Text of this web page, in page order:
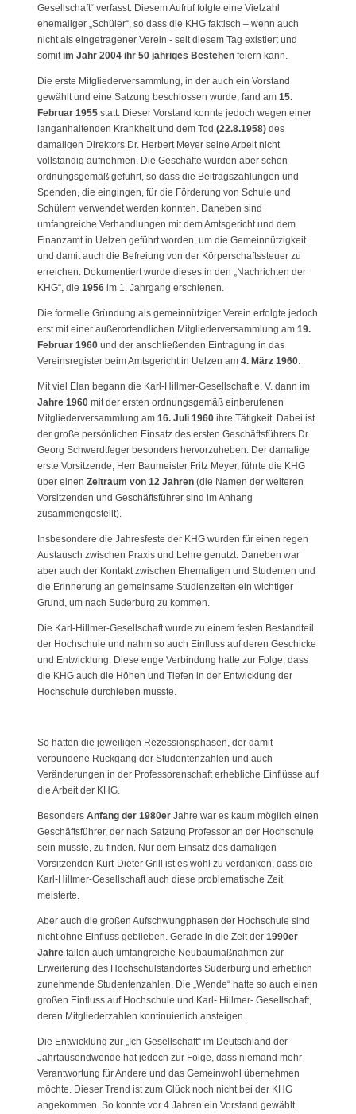
Gesellschaft“ verfasst. Diesem Aufruf folgte eine Vielzahl
ehemaliger „Schüler“, so dass die KHG faktisch – wenn auch
nicht als eingetragener Verein - seit diesem Tag existiert und
somitim Jahr 2004 ihr 50 jähriges Bestehenfeiern kann.
Die erste Mitgliederversammlung, in der auch ein Vorstand
gewählt und eine Satzung beschlossen wurde, fand am 15.
Februar 1955statt. Dieser Vorstand konnte jedoch wegen einer
langanhaltenden Krankheit und dem Tod (22.8.1958)des
damaligen Direktors Dr. Herbert Meyer seine Arbeit nicht
vollständig aufnehmen. Die Geschäfte wurden aber schon
ordnungsgemäß geführt, so dass die Beitragszahlungen und
Spenden, die eingingen, für die Förderung von Schule und
Schülern verwendet werden konnten. Daneben sind
umfangreiche Verhandlungen mit dem Amtsgericht und dem
Finanzamt in Uelzen geführt worden, um die Gemeinnützigkeit
und damit auch die Befreiung von der Körperschaftssteuer zu
erreichen. Dokumentiert wurde dieses in den „Nachrichten der
KHG“, die 1956im 1. Jahrgang erschienen.
Die formelle Gründung als gemeinnütziger Verein erfolgte jedoch
erst mit einer außerortendlichen Mitgliederversammlung am 19.
Februar 1960und der anschließenden Eintragung in das
Vereinsregister beim Amtsgericht in Uelzen am 4. März 1960.
Mit viel Elan begann die Karl-Hillmer-Gesellschaft e. V. dann im
Jahre 1960mit der ersten ordnungsgemäß einberufenen
Mitgliederversammlung am 16. Juli 1960ihre Tätigkeit. Dabei ist
der große persönlichen Einsatz des ersten Geschäftsführers Dr.
Georg Schwerdtfeger besonders hervorzuheben. Der damalige
erste Vorsitzende, Herr Baumeister Fritz Meyer, führte die KHG
über einen Zeitraum von 12 Jahren(die Namen der weiteren
Vorsitzenden und Geschäftsführer sind im Anhang
zusammengestellt).
Insbesondere die Jahresfeste der KHG wurden für einen regen
Austausch zwischen Praxis und Lehre genutzt. Daneben war
aber auch der Kontakt zwischen Ehemaligen und Studenten und
die Erinnerung an gemeinsame Studienzeiten ein wichtiger
Grund, um nach Suderburg zu kommen.
Die Karl-Hillmer-Gesellschaft wurde zu einem festen Bestandteil
der Hochschule und nahm so auch Einfluss auf deren Geschicke
und Entwicklung. Diese enge Verbindung hatte zur Folge, dass
die KHG auch die Höhen und Tiefen in der Entwicklung der
Hochschule durchleben musste.
So hatten die jeweiligen Rezessionsphasen, der damit
verbundene Rückgang der Studentenzahlen und auch
Veränderungen in der Professorenschaft erhebliche Einflüsse auf
die Arbeit der KHG.
Besonders Anfang der 1980erJahre war es kaum möglich einen
Geschäftsführer, der nach Satzung Professor an der Hochschule
sein musste, zu finden. Nur dem Einsatz des damaligen
Vorsitzenden Kurt-Dieter Grill ist es wohl zu verdanken, dass die
Karl-Hillmer-Gesellschaft auch diese problematische Zeit
meisterte.
Aber auch die großen Aufschwungphasen der Hochschule sind
nicht ohne Einfluss geblieben. Gerade in die Zeit der 1990er
Jahrefallen auch umfangreiche Neubaumaßnahmen zur
Erweiterung des Hochschulstandortes Suderburg und erheblich
zunehmende Studentenzahlen. Die „Wende“ hatte so auch einen
großen Einfluss auf Hochschule und Karl- Hillmer- Gesellschaft,
deren Mitgliederzahlen kontinuierlich ansteigen.
Die Entwicklung zur „Ich-Gesellschaft“ im Deutschland der
Jahrtausendwende hat jedoch zur Folge, dass niemand mehr
Verantwortung für Andere und das Gemeinwohl übernehmen
möchte. Dieser Trend ist zum Glück noch nicht bei der KHG
angekommen. So konnte vor 4 Jahren ein Vorstand gewählt